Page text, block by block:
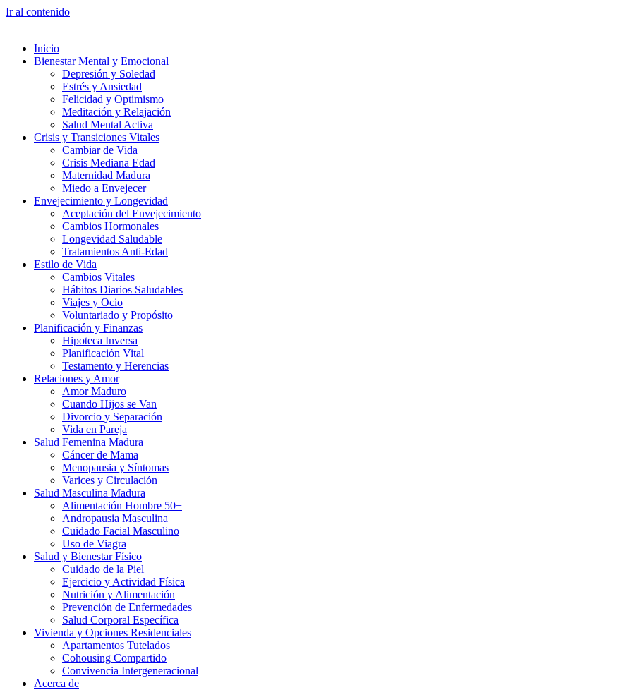
Ir al contenido
Inicio
Bienestar Mental y Emocional
Depresión y Soledad
Estrés y Ansiedad
Felicidad y Optimismo
Meditación y Relajación
Salud Mental Activa
Crisis y Transiciones Vitales
Cambiar de Vida
Crisis Mediana Edad
Maternidad Madura
Miedo a Envejecer
Envejecimiento y Longevidad
Aceptación del Envejecimiento
Cambios Hormonales
Longevidad Saludable
Tratamientos Anti-Edad
Estilo de Vida
Cambios Vitales
Hábitos Diarios Saludables
Viajes y Ocio
Voluntariado y Propósito
Planificación y Finanzas
Hipoteca Inversa
Planificación Vital
Testamento y Herencias
Relaciones y Amor
Amor Maduro
Cuando Hijos se Van
Divorcio y Separación
Vida en Pareja
Salud Femenina Madura
Cáncer de Mama
Menopausia y Síntomas
Varices y Circulación
Salud Masculina Madura
Alimentación Hombre 50+
Andropausia Masculina
Cuidado Facial Masculino
Uso de Viagra
Salud y Bienestar Físico
Cuidado de la Piel
Ejercicio y Actividad Física
Nutrición y Alimentación
Prevención de Enfermedades
Salud Corporal Específica
Vivienda y Opciones Residenciales
Apartamentos Tutelados
Cohousing Compartido
Convivencia Intergeneracional
Acerca de